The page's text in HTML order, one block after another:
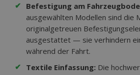
✔ Befestigung am
ausgewählten Modellen sind die
originalgetreuen
ausgestattet — sie verhindern
während der Fahrt.
✔ Textile Einfassung: Die